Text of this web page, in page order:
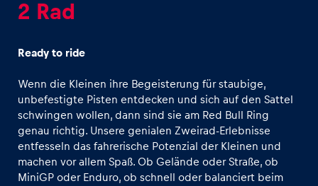
Erlebnisse
Alle anzeigen
2 Rad
Ready to ride
Wenn die Kleinen ihre Begeisterung für staubige,
unbefestigte Pisten entdecken und sich auf den Sattel
schwingen wollen, dann sind sie am Red Bull Ring
genau richtig. Unsere genialen Zweirad-Erlebnisse
entfesseln das fahrerische Potenzial der Kleinen und
machen vor allem Spaß. Ob Gelände oder Straße, ob
MiniGP oder Enduro, ob schnell oder balanciert beim